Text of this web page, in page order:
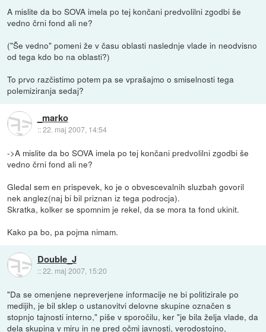
A mislite da bo SOVA imela po tej končani predvolilni zgodbi še
vedno črni fond ali ne?
("Še vedno" pomeni že v času oblasti naslednje vlade in neodvisno
od tega kdo bo na oblasti?)
To prvo razčistimo potem pa se vprašajmo o smiselnosti tega
polemiziranja sedaj?
_marko
::22. maj 2007, 14:54
->A mislite da bo SOVA imela po tej končani predvolilni zgodbi še
vedno črni fond ali ne?
Gledal sem en prispevek, ko je o obvescevalnih sluzbah govoril
nek anglez(naj bi bil priznan iz tega podrocja).
Skratka, kolker se spomnim je rekel, da se mora ta fond ukinit.
Kako pa bo, pa pojma nimam.
Double_J
::22. maj 2007, 15:20
"Da se omenjene nepreverjene informacije ne bi politizirale po
medijih, je bil sklep o ustanovitvi delovne skupine označen s
stopnjo tajnosti interno," piše v sporočilu, ker "je bila želja vlade, da
dela skupina v miru in ne pred očmi javnosti, verodostojno,